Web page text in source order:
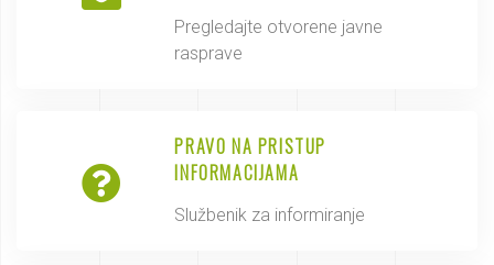
Pregledajte otvorene javne
rasprave
PRAVO NA PRISTUP
INFORMACIJAMA
Službenik za informiranje